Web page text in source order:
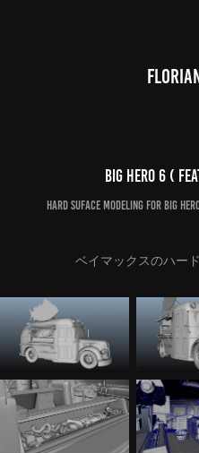
Big Hero 6 (
Hard suface modeling for Big
ベイマックスのハー